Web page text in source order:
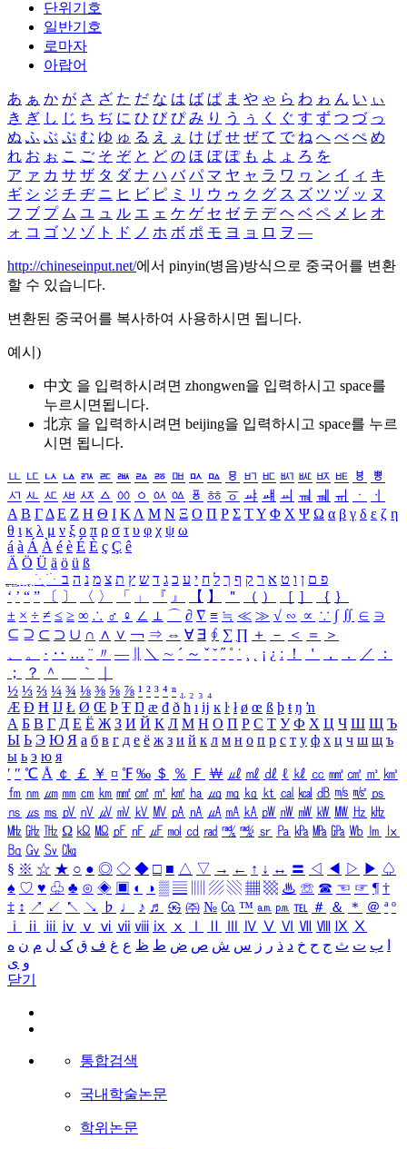
단위기호
일반기호
로마자
아랍어
あ ぁ か が さ ざ た だ な は ば ぱ ま や ゃ ら わ ゎ ん い ぃ
き ぎ し じ ち ぢ に ひ び ぴ み り う ぅ く ぐ す ず つ づ っ
ぬ ふ ぶ ぷ む ゆ ゅ る え ぇ け げ せ ぜ て で ね へ べ ぺ め
れ お ぉ こ ご そ ぞ と ど の ほ ぼ ぽ も よ ょ ろ を
ア ァ カ サ ザ タ ダ ナ ハ バ パ マ ヤ ャ ラ ワ ヮ ン イ ィ キ
ギ シ ジ チ ヂ ニ ヒ ビ ピ ミ リ ウ ゥ ク グ ス ズ ツ ヅ ッ ヌ
フ ブ プ ム ユ ュ ル エ ェ ケ ゲ セ ゼ テ デ ヘ ベ ペ メ レ オ
ォ コ ゴ ソ ゾ ト ド ノ ホ ボ ポ モ ヨ ョ ロ ヲ ―
http://chineseinput.net/에서 pinyin(병음)방식으로 중국어를 변환
할 수 있습니다.
변환된 중국어를 복사하여 사용하시면 됩니다.
예시)
中文 을 입력하시려면 zhongwen을 입력하시고 space를
누르시면됩니다.
北京 을 입력하시려면 beijing을 입력하시고 space를 누르
시면 됩니다.
ㅥ ㅦ ㅧ ㅨ ㅩ ㅪ ㅫ ㅬ ㅭ ㅮ ㅯ ㅰ ㅱ ㅲ ㅳ ㅴ ㅵ ㅶ ㅷ ㅸ
ㅹ
ㅺ ㅻ ㅼ ㅽ ㅾ ㅿ ㆀ ㆁ ㆂ ㆃ ㆄ ㆅ ㆆ ㆇ ㆈ ㆉ ㆊ ㆋ ㆌ ㆍ
ㆎ
Α Β ΓΔ Ε Ζ Η Θ Ι ΚΛ Μ Ν Ξ Ο Π Ρ Σ ΤΥ Φ Χ Ψ Ω α β γ δ ε ζ η
θ ι κ λ μ ν ξ ο π ρ σ τ υ φ χ ψ ω
á à Á À é è É È ç Ç ê
Ä Ö Ü ä ö ü ß
ִֶֹ ֻּ ׁׂ פ ם ן ו ט א ר ק ף ך ל ח י ע כ ג ד ש ץ ת צ מ נ ה ב
‘ ’ “ ” 〔 〕 〈 〉 「 」 『 』 【 】 ＂ （ ） ［ ］ ｛ ｝
± × ÷ ≠ ≤ ≥ ∞ ∴ ♂ ♀ ∠ ⊥ ⌒ ∂ ∇ ≡ ≒ ≪ ≫ √ ∽ ∝ ∵ ∫ ∬ ∈ ∋
⊆ ⊇ ⊂ ⊃ ∪ ∩ ∧ ∨ ￢ ⇒ ⇔ ∀ ∃ ∮ ∑ ∏ ＋ － ＜ ＝
＞
、
。 · ‥ … ¨ 〃 ― ＼ ∼ ´ ～ ˇ ˘ ˝ ˚ ˙ ¸ ¡ ¿ ː ！ ＇ ， ． ／
：
；
？ ＾ ｀
½ ⅓ ⅔ ¼ ¾ ⅛ ⅜ ⅝ ⅞ ¹ ² ³ ⁴ ⁿ ₁ ₂ ₃ ₄
Æ Ð Ħ Ĳ Ł Ø Œ Þ Ŧ Ŋ æ đ ð ħ ı ĳ ĸ ŀ ł ø œ ß þ ŧ ŋ ŉ
А Б В Г Д Е Ё Ж З И Й К Л М Н О П Р С Т У Ф Х Ц Ч Ш Щ Ъ
Ы Ь Э Ю Я а б в г д е ё ж з и й к л м н о п р с т у ф х ц ч ш щ ъ
ы ь э ю я
′ ″ ℃ Å ￠ ￡ ￥ ¤ ℉ ‰ ＄ ％ Ｆ ￦ ㎕ ㎖ ㎗ ℓ ㎘ ㏄ ㎣ ㎤ ㎥ ㎦
㎙ ㎚ ㎛ ㎜ ㎝ ㎞ ㎟ ㎠ ㎡ ㎢ ㏊ ㎍ ㎎ ㎏ ㏏ ㎈ ㎉ ㏈ ㎧ ㎨ ㎰
㎱ ㎲ ㎳ ㎴ ㎵ ㎶ ㎷ ㎸ ㎹ ㎀ ㎁ ㎂ ㎃ ㎄ ㎺ ㎻ ㎽ ㎾ ㎿ ㎐ ㎑
㎒ ㎓ ㎔ Ω ㏀ ㏁ ㎊ ㎋ ㎌ ㏖ ㏅ ㎭ ㎮ ㎯ ㏛ ㎩ ㎪ ㎫ ㎬ ㏝ ㏐
㏓
㏃ ㏉ ㏜ ㏆
§ ※ ☆ ★ ○ ● ◎ ◇ ◆ □ ■ △ ▽ → ← ↑ ↓ ↔ 〓 ◁ ◀ ▷ ▶ ♤
♠ ♡ ♥ ♧ ♣ ⊙ ◈ ▣ ◐ ◑ ▒ ▤ ▨ ▧ ▦ ▩ ♨ ☏ ☎ ☜ ☞ ¶ †
‡ ↕ ↗ ↙ ↖ ↘ ♭ ♩ ♪ ♬ ㉿ ㈜ № ㏇ ™ ㏂ ㏘ ℡ ＃ ＆ ＊ ＠ ª º
ⅰ
ⅱ ⅲ ⅳ ⅴ ⅵ ⅶ ⅷ ⅸ ⅹ Ⅳ Ⅴ Ⅵ Ⅶ Ⅷ Ⅸ Ⅹ
ب ت ث ج ح خ د ذ ر ز س ش ص ض ط ظ ع غ ف ق ک ل م ن ه
و ی
닫기
통합검색
국내학술논문
학위논문